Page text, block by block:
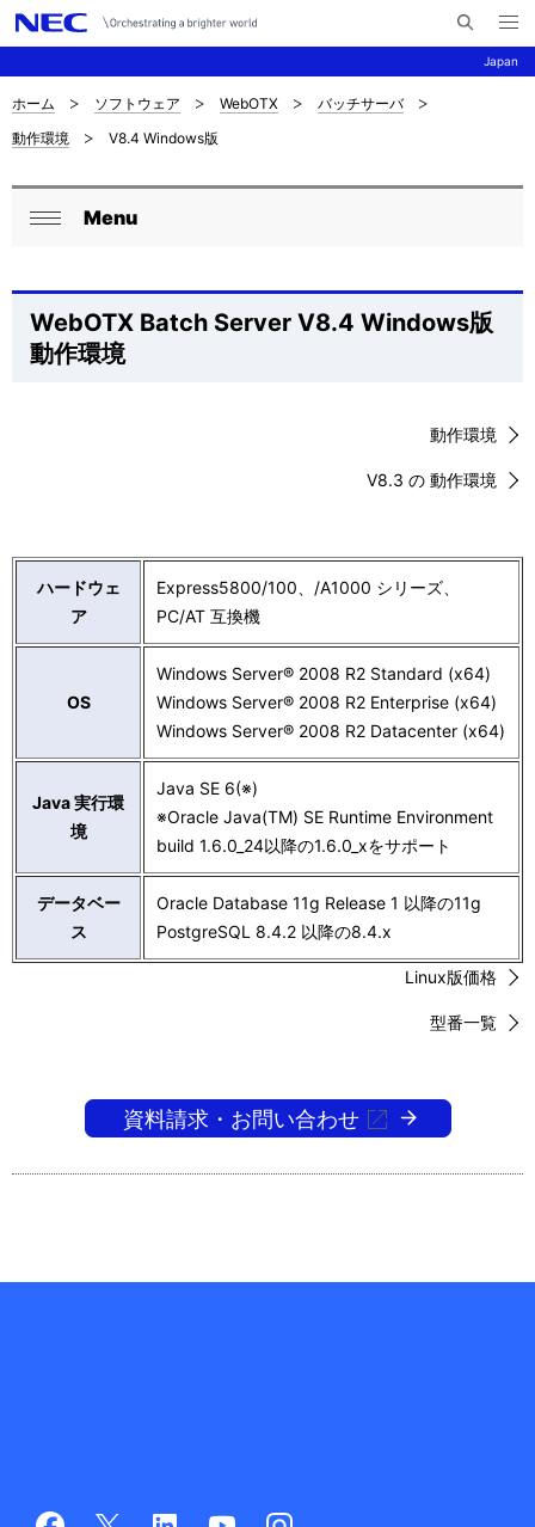
Japan
イ
メ
ニ
ュ
ナ
ビ
ゲ
ョ
サ
イ
ト
の
現
表
示
し
す
ホーム ソフトウェア WebOTX
バッチサーバ
動作環境
V8.4 Windows版
ロ
カ
ル
Menu
WebOTX Batch Server V8.4 Windows版
動作環境
動作環境
V8.3 の 動作環境
ハードウェ
ア
Express5800/100、/A1000 シリーズ、
PC/AT 互換機
OS
Windows Server® 2008 R2 Standard (x64)
Windows Server® 2008 R2 Enterprise (x64)
Windows Server® 2008 R2 Datacenter (x64)
Java 実行環
境
Java SE 6(※)
※Oracle Java(TM) SE Runtime Environment
build 1.6.0_24以降の1.6.0_xをサポート
データベー
ス
Oracle Database 11g Release 1 以降の11g
PostgreSQL 8.4.2 以降の8.4.x
Linux版価格
型番一覧
資料請求・お問い合わせ